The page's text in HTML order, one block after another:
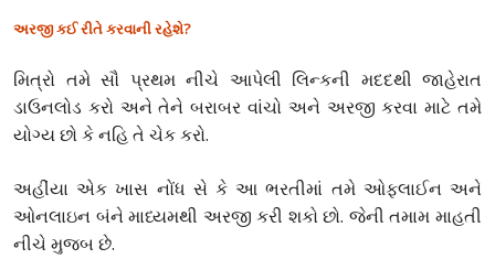
અરજી કઈ રીતે કરવાની રહેશે?
મિત્રો તમે સૌ પ્રથમ નીચે આપેલી લિન્કની મદદથી જાહેરાત
ડાઉનલોડ કરો અને તેને બરાબર વાંચો અને અરજી કરવા માટે તમે
યોગ્ય છો કે નહિ તે ચેક કરો.
અહીંયા એક ખાસ નોંધ સે કે આ ભરતીમાં તમે ઓફલાઈન અને
ઓનલાઇન બંને માધ્યમથી અરજી કરી શકો છો. જેની તમામ માહતી
નીચે મુજબ છે.